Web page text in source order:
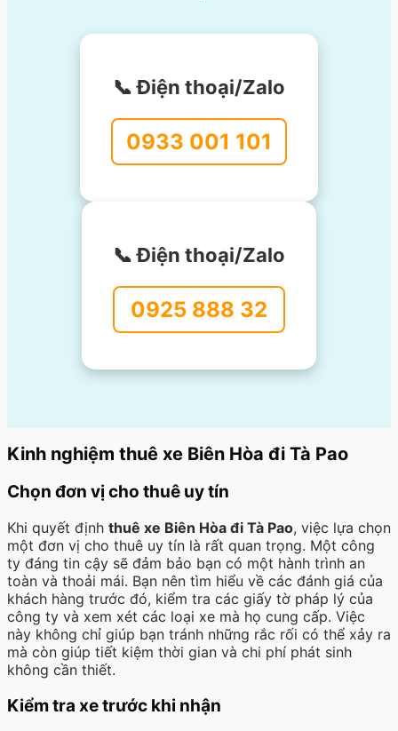
📞 Điện thoại/Zalo
0933 001 101
📞 Điện thoại/Zalo
0925 888 32
Kinh nghiệm thuê xe Biên Hòa đi Tà Pao
Chọn đơn vị cho thuê uy tín
Khi quyết định thuê xe Biên Hòa đi Tà Pao, việc lựa chọn
một đơn vị cho thuê uy tín là rất quan trọng. Một công
ty đáng tin cậy sẽ đảm bảo bạn có một hành trình an
toàn và thoải mái. Bạn nên tìm hiểu về các đánh giá của
khách hàng trước đó, kiểm tra các giấy tờ pháp lý của
công ty và xem xét các loại xe mà họ cung cấp. Việc
này không chỉ giúp bạn tránh những rắc rối có thể xảy ra
mà còn giúp tiết kiệm thời gian và chi phí phát sinh
không cần thiết.
Kiểm tra xe trước khi nhận